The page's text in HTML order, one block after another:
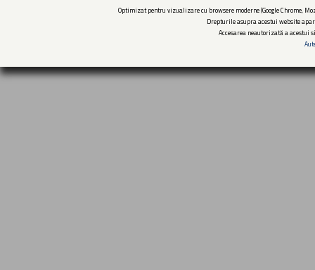
Optimizat pentru vizualizare cu browsere moderne (Google Chrome,
Drepturile asupra acestui website
Accesarea neautorizată a acestui